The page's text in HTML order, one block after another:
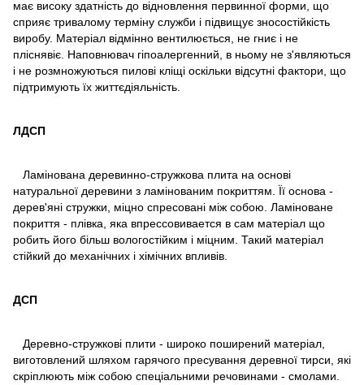
має високу здатність до відновлення первинної форми, що
сприяє тривалому терміну служби і підвищує зносостійкість
виробу. Матеріал відмінно вентилюється, не гниє і не
пліснявіє. Наповнювач гіпоалергенний, в ньому не з'являються
і не розмножуються пилові кліщі оскільки відсутні фактори, що
підтримують їх життєдіяльність.
ЛДСП
Ламінована деревинно-стружкова плита на основі
натуральної деревини з ламінованим покриттям. Її основа -
дерев'яні стружки, міцно спресовані між собою. Ламіноване
покриття - плівка, яка впрессовивается в сам матеріал що
робить його більш вологостійким і міцним. Такий матеріал
стійкий до механічних і хімічних впливів.
ДСП
Деревно-стружкові плити - широко поширений матеріал,
виготовлений шляхом гарячого пресування деревної тирси, які
скріплюють між собою спеціальними речовинами - смолами.